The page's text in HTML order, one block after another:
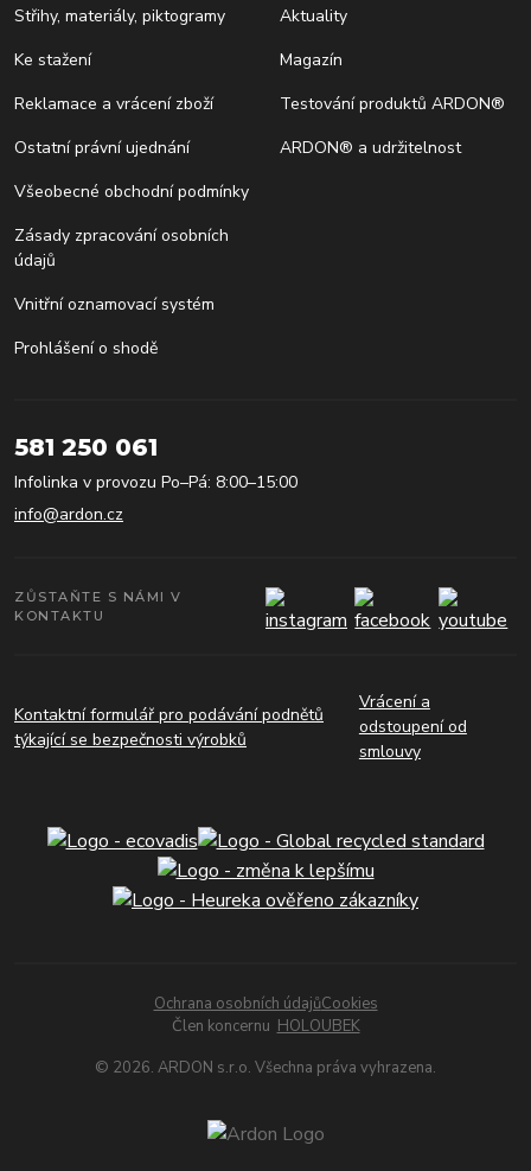
Střihy, materiály, piktogramy
Ke stažení
Reklamace a vrácení zboží
Ostatní právní ujednání
Všeobecné obchodní podmínky
Zásady zpracování osobních
údajů
Vnitřní oznamovací systém
Prohlášení o shodě
Aktuality
Magazín
Testování produktů ARDON®
ARDON® a udržitelnost
581 250 061
Infolinka v provozu Po–Pá: 8:00–15:00
info@ardon.cz
ZŮSTAŇTE S NÁMI V
KONTAKTU
Kontaktní formulář pro podávání podnětů
týkající se bezpečnosti výrobků
Vrácení a
odstoupení od
smlouvy
Ochrana osobních údajůCookies
Člen koncernu HOLOUBEK
© 2026. ARDON s.r.o. Všechna práva vyhrazena.